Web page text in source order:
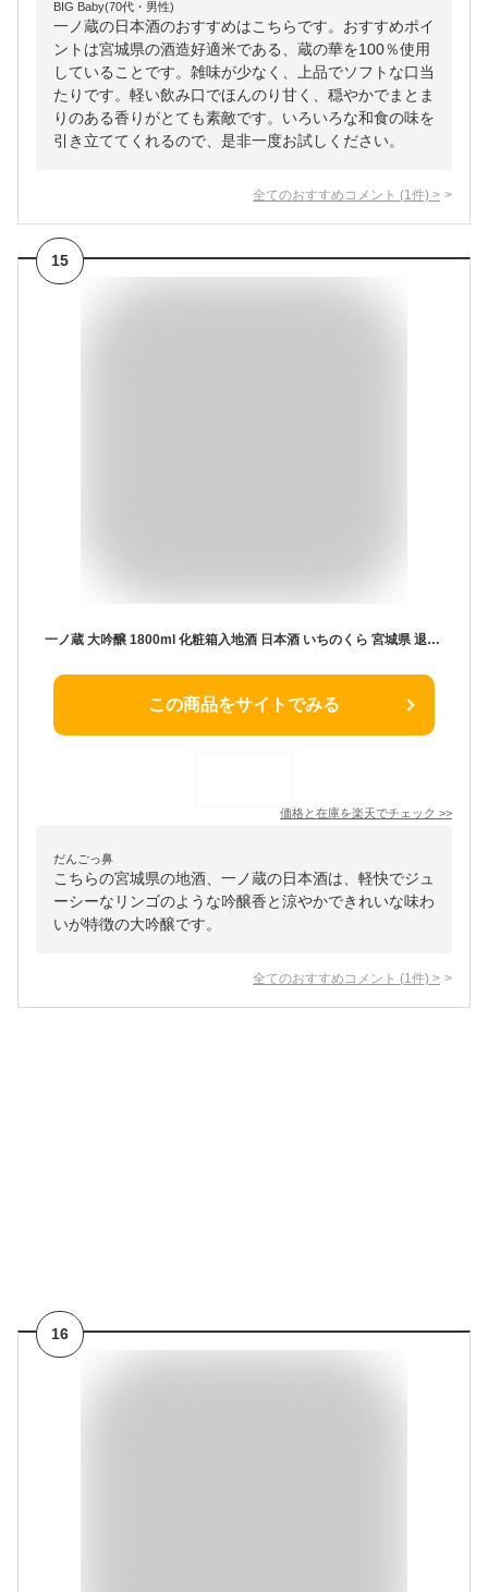
BIG Baby(70代・男性)
一ノ蔵の日本酒のおすすめはこちらです。おすすめポイ
ントは宮城県の酒造好適米である、蔵の華を100％使用
していることです。雑味が少なく、上品でソフトな口当
たりです。軽い飲み口でほんのり甘く、穏やかでまとま
りのある香りがとても素敵です。いろいろな和食の味を
引き立ててくれるので、是非一度お試しください。
全てのおすすめコメント (1 件) >
15
一ノ蔵 大吟醸 1800ml 化粧箱入地酒 日本酒 いちのくら 宮城県 退職祝い お中元 御中元 お歳暮 御歳暮 お年賀 御年賀 母の日 父の日 ギフト プレゼント
この商品をサイトでみる
価格と在庫を楽天でチェック >>
だんごっ鼻
こちらの宮城県の地酒、一ノ蔵の日本酒は、軽快でジュ
ーシーなリンゴのような吟醸香と涼やかできれいな味わ
いが特徴の大吟醸です。
全てのおすすめコメント (1 件) >
16